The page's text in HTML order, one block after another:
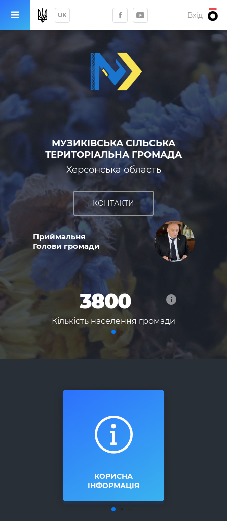
UK Вхід
МУЗИКІВСЬКА СІЛЬСЬКА
ТЕРИТОРІАЛЬНА ГРОМАДА
Херсонська область
КОНТАКТИ
Приймальня
Голови громади
3800 info
Кількість населення громади
КОРИСНА
ІНФОРМАЦІЯ